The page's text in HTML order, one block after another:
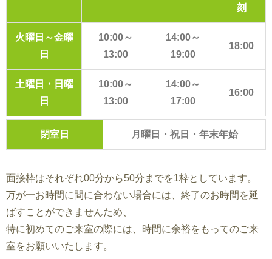
刻
火曜日～金曜
日
10:00～
13:00
14:00～
19:00
18:00
土曜日・日曜
日
10:00～
13:00
14:00～
17:00
16:00
閉室日 月曜日・祝日・年末年始
面接枠はそれぞれ00分から50分までを1枠としています。
万が一お時間に間に合わない場合には、終了のお時間を延
ばすことができませんため、
特に初めてのご来室の際には、時間に余裕をもってのご来
室をお願いいたします。